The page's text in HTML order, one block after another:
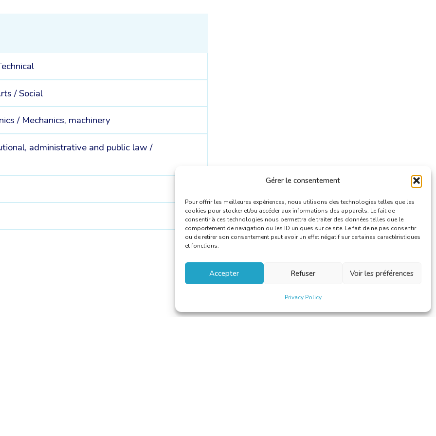
Gérer le consentement
Pour offrir les meilleures expériences, nous utilisons des technologies telles que les
cookies pour stocker et/ou accéder aux informations des appareils. Le fait de
consentir à ces technologies nous permettra de traiter des données telles que le
comportement de navigation ou les ID uniques sur ce site. Le fait de ne pas consentir
ou de retirer son consentement peut avoir un effet négatif sur certaines caractéristiques
et fonctions.
Accepter Refuser Voir les préférences
Privacy Policy
/Social
/ Mechanics, machinery
administrative and public law /